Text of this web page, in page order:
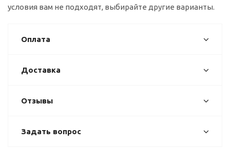
условия вам не подходят, выбирайте другие варианты.
Оплата
Доставка
Отзывы
Задать вопрос